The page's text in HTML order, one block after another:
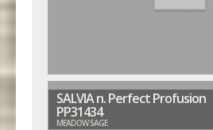
SALVIA n. Perfect Profusion
PP31434
MEADOW SAGE